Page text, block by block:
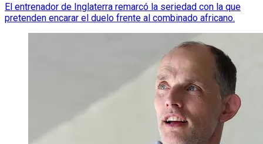
El entrenador de Inglaterra remarcó la seriedad con la que
pretenden encarar el duelo frente al combinado africano.